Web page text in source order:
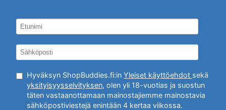
Hyväksyn ShopBuddies.fi:in Yleiset käyttöehdot sekä
yksityisyysselvityksen, olen yli 18-vuotias ja suostun
täten vastaanottamaan mainostajiemme mainostavia
sähköpostiviestejä enintään 4 kertaa viikossa.